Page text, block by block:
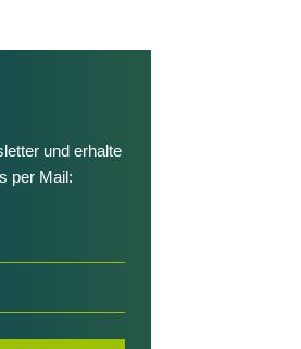
und erhalte
per Mail: